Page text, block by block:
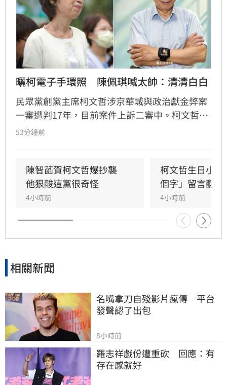
曬柯電子手環照　陳佩琪喊太帥：清清白白
民眾黨創黨主席柯文哲涉京華城與政治獻金弊案
一審遭判17年，目前案件上訴二審中。柯文哲昨
赴派出所更換科技設備，並將電子手環拿來拍形
53分鐘前
陳智菡賀柯文哲爆抄襲
他狠酸這黨很奇怪
4小時前
柯文哲生日小
個字」留言翻車
4小時前
相關新聞
名嘴拿刀自殘影片瘋傳　平台
發聲認了出包
8小時前
羅志祥戲份遭重砍　回應：有
存在感就好